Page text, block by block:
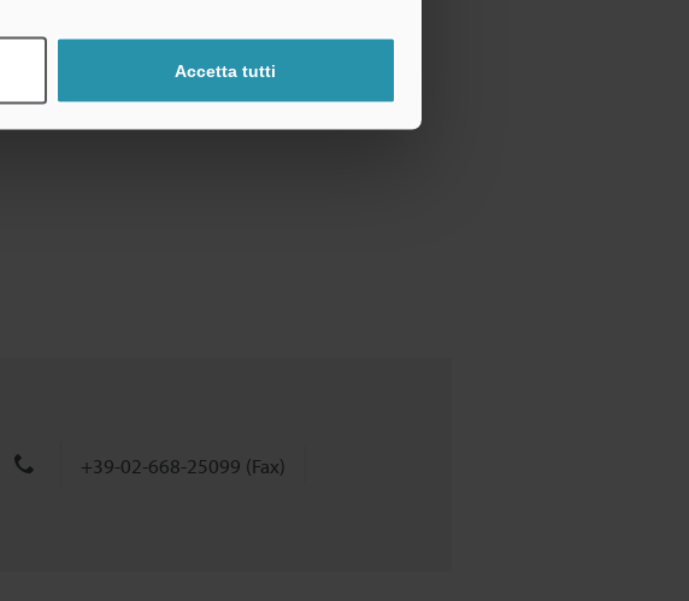
Accetta tutti
+39-02-668-25099 (Fax)